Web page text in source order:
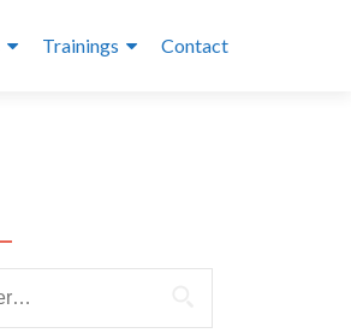
Trainings Contact